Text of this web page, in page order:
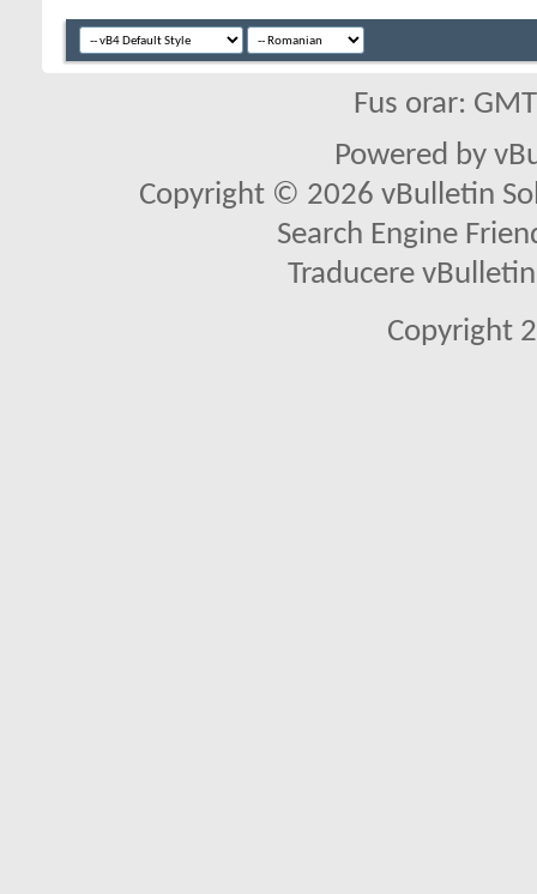
Fus orar:
Powered by
Copyright © 2026 vBulletin
Search Engine
Traducere
Copyright